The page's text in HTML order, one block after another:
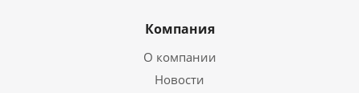
Компания
О компании
Новости